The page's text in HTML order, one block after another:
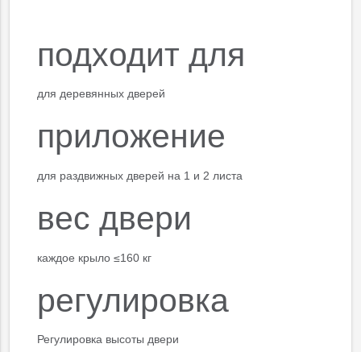
подходит для
для деревянных дверей
приложение
для раздвижных дверей на 1 и 2 листа
вес двери
каждое крыло ≤160 кг
регулировка
Регулировка высоты двери